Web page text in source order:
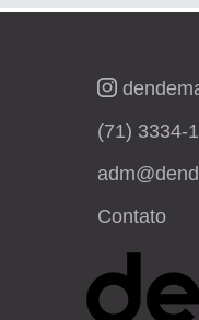
(71) 3334-
Contato